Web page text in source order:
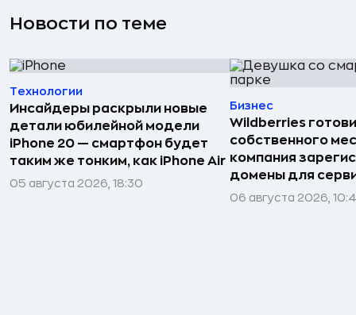
Новости по теме
Технологии
Инсайдеры раскрыли новые
детали юбилейной модели
iPhone 20 — смартфон будет
таким же тонким, как iPhone Air
05 августа 2026, 18:30
Бизнес
Wildberries
собственного
компания
домены для
06 августа 2026,